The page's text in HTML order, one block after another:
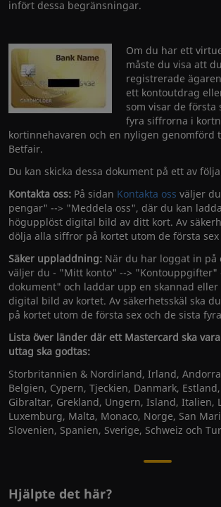
infört dessa begränsningar.
Om du har ett
måste du visa att
registrerade
ett kontoutdrag
som visar de första
fyra siffrorna i
kortinnehavaren och en nyligen genomförd
Betfair.
Du kan skicka dessa dokument på ett av
Kontakta oss: På sidan Kontakta oss väljer
pengar" --> "Meddela oss", där du kan
högupplöst digital bild av ditt kort. Av
dölja alla siffror på kortet utom de första
Säker uppladdning: När du har loggat in
väljer du - "Mitt konto" --> "Kontouppgifter"
dokument" och laddar upp en skannad
digital bild av kortet. Av säkerhetsskäl ska
på kortet utom de första sex och de sista
Lista över länder där ett Mastercard ska
uttag ska godtas:
Storbritannien & Nordirland, Irland,
Belgien, Cypern, Tjeckien, Danmark,
Gibraltar, Grekland, Ungern, Island, Italien,
Luxemburg, Malta, Monaco, Norge, San
Slovenien, Spanien, Sverige, Schweiz och
Hjälpte det här?